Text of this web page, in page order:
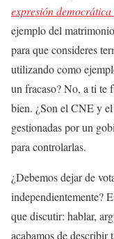
expresión
ejemplo del
para que consideres
utilizando como
un fracaso? No, a ti te
bien. ¿Son el CNE y
gestionadas por un
para controlarlas.
¿Debemos dejar de
independientemente?
que discutir: hablar,
acabamos de describir